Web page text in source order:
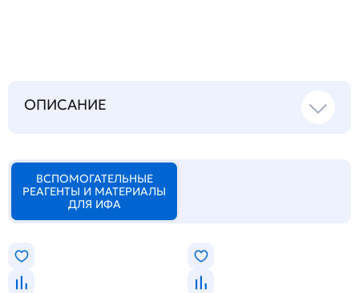
ОПИСАНИЕ
ВСПОМОГАТЕЛЬНЫЕ
РЕАГЕНТЫ И МАТЕРИАЛЫ
ДЛЯ ИФА